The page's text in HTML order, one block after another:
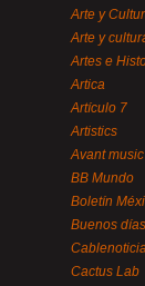
Arte y
Arte y
Artes e
Artica
Artículo 7
Artistics
Avant
BB Mundo
Boletín
Buenos
Cactus Lab